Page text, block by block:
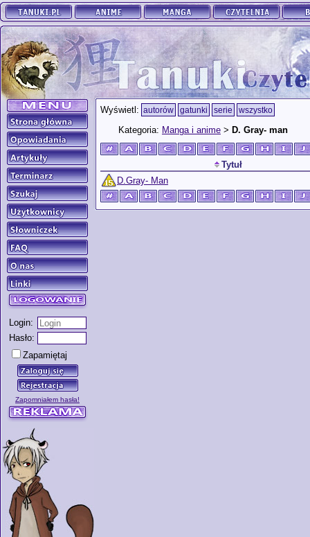
Login:
Hasło:
Zapamiętaj
Zapomniałem hasła!
Wyświetl: autorów gatunki serie wszystko
Kategoria: Manga i anime > D. Gray- man
Tytuł
D.Gray- Man